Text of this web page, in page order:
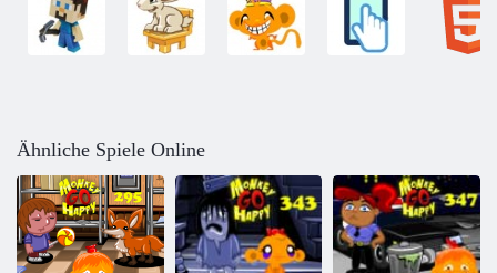
Ähnliche Spiele Online